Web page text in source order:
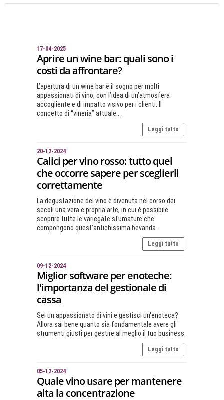
17-04-2025
Aprire un wine bar: quali sono i
costi da affrontare?
L’apertura di un wine bar è il sogno per molti
appassionati di vino, con l’idea di un’atmosfera
accogliente e di impatto visivo per i clienti. Il
concetto di “vineria” attuale...
Leggi tutto
20-12-2024
Calici per vino rosso: tutto quel
che occorre sapere per sceglierli
correttamente
La degustazione del vino è divenuta nel corso dei
secoli una vera e propria arte, in cui è possibile
scoprire tutte le variegate sfumature che
compongono quest’antichissima bevanda.
Leggi tutto
09-12-2024
Miglior software per enoteche:
l'importanza del gestionale di
cassa
Sei un appassionato di vini e gestisci un'enoteca?
Allora sai bene quanto sia fondamentale avere gli
strumenti giusti per gestire al meglio il tuo business.
Leggi tutto
05-12-2024
Quale vino usare per mantenere
alta la concentrazione